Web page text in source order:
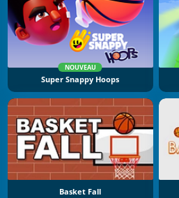
NOUVEAU
Super Snappy Hoops
Basket Fall